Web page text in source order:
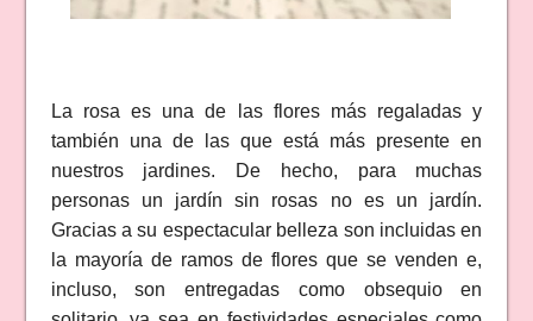
La rosa es una de las flores más regaladas y
también una de las que está más presente en
nuestros jardines. De hecho, para muchas
personas un jardín sin rosas no es un jardín.
Gracias a su espectacular belleza son incluidas en
la mayoría de ramos de flores que se venden e,
incluso, son entregadas como obsequio en